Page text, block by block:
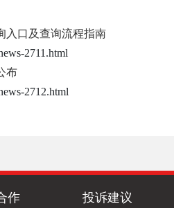
入口及查询流程指南
2711.html
布
2712.html
作 投诉建议